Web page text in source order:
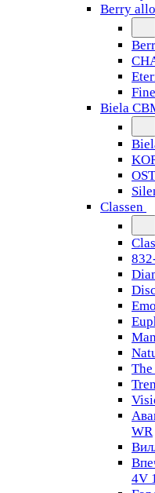
Berry
Biela
Classen
WR
4V